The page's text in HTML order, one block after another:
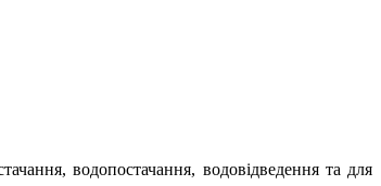
водопостачання, водовідведення та для